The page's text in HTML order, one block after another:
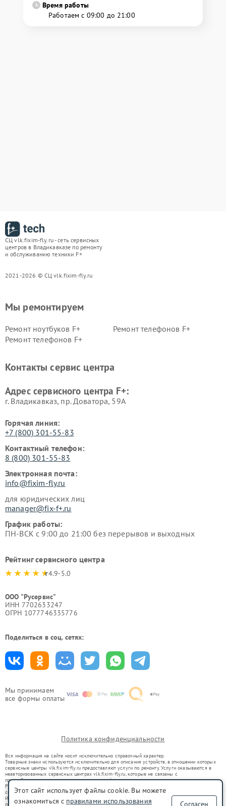
Время работы
Работаем с 09:00 до 21:00
СЦ vlk.fixim-fly.ru - сеть сервисных
центров в Владикавказе по ремонту
и обслуживанию техники F+
2021-2026 © СЦ vlk.fixim-fly.ru
Мы принимаем
все формы оплаты
Мы ремонтируем
Ремонт ноутбуков F+
Ремонт телефонов F+
Ремонт телефонов F+
Контакты сервис центра
Адрес сервисного центра F+:
г. Владикавказ, пр. Доватора, 59А
Горячая линия:
+7 (800) 301-55-83
Контактный телефон:
8 (800) 301-55-83
Электронная почта:
info@fixim-fly.ru
для юридических лиц
manager@fix-f+.ru
График работы:
ПН-ВСК с 9:00 до 21:00 без перерывов и выходных
Рейтинг сервисного центра
4.9-5.0
ООО "Русервис"
ИНН 7702633247
ОГРН 1077746335776
Поделиться в соц. сетях:
Политика конфиденциальности
Вся информация на сайте носит исключительно справочный характер.
Товарные знаки используются исключительно для описания устройств, в отношении которых
сервисные центры vlk.fixim-fly.ru предоставляют услуги по ремонту. Услуги оказываются в
неавторизованных сервисных центрах vlk.fixim-fly.ru, которые не связаны с
правообладателями товарных знаков или их официальными представителями.
Ремонт осуществляется для устройств, уже введенных в гражданский оборот в соответствии
со статьей 1487 ГК РФ.
Использование товарных знаков не преследует цели индивидуализации услуг или введения
потребителей в заблуждение, а служит для информирования о предоставляемых услугах по
Этот сайт использует файлы cookie. Вы можете
ознакомиться с правилами использования Согласен